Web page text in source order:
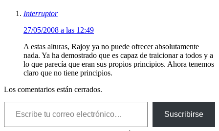
Interruptor
27/05/2008 a las 12:49
A estas alturas, Rajoy ya no puede ofrecer absolutamente
nada. Ya ha demostrado que es capaz de traicionar a todos y a
lo que parecía que eran sus propios principios. Ahora tenemos
claro que no tiene principios.
Los comentarios están cerrados.
Escribe tu correo electrónico…
Suscribirse